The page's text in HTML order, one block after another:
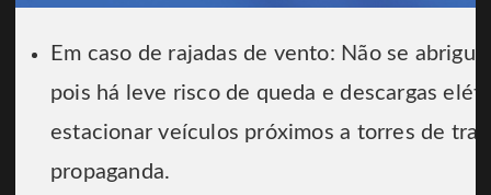
Em caso de rajadas de vento: Não se
pois há leve risco de queda e descargas
estacionar veículos próximos a torres de
propaganda.